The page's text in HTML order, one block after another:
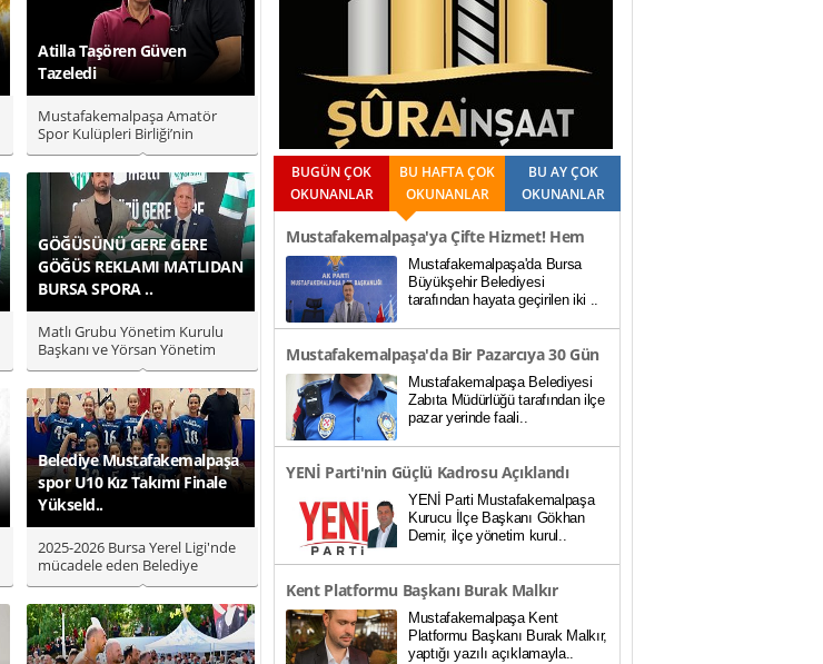
BUGÜN ÇOK
OKUNANLAR
BU HAFTA ÇOK
OKUNANLAR
BU AY ÇOK
OKUNANLAR
Mustafakemalpaşa'ya Çifte Hizmet! Hem
Sanayi Yoluna Asfalt H..
Mustafakemalpaşa'da Bursa
Büyükşehir Belediyesi
tarafından hayata geçirilen iki ..
Mustafakemalpaşa'da Bir Pazarcıya 30 Gün
Faaliyetten Men Cez..
Mustafakemalpaşa Belediyesi
Zabıta Müdürlüğü tarafından ilçe
pazar yerinde faali..
YENİ Parti'nin Güçlü Kadrosu Açıklandı
YENİ Parti Mustafakemalpaşa
Kurucu İlçe Başkanı Gökhan
Demir, ilçe yönetim kurul..
Kent Platformu Başkanı Burak Malkır
Görevinden İstifa Etti..
Mustafakemalpaşa Kent
Platformu Başkanı Burak Malkır,
yaptığı yazılı açıklamayla..
Atilla Taşören Güven
Tazeledi
Mustafakemalpaşa Amatör
Spor Kulüpleri Birliği’nin
olağanüstü genel kurulu, bu
akşam ..
GÖĞÜSÜNÜ GERE GERE
GÖĞÜS REKLAMI MATLIDAN
BURSA SPORA ..
Matlı Grubu Yönetim Kurulu
Başkanı ve Yörsan Yönetim
Kurulu Başkanı Özer Matlı,
Bursa..
Belediye Mustafakemalpaşa
spor U10 Kız Takımı Finale
Yükseld..
2025-2026 Bursa Yerel Ligi'nde
mücadele eden Belediye
Mustafakemalpaşaspor U10
Kız Ba..